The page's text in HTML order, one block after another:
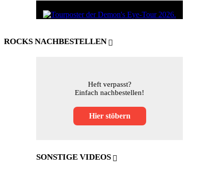
ROCKS NACHBESTELLEN
Heft verpasst?
Einfach nachbestellen!
Hier stöbern
SONSTIGE VIDEOS